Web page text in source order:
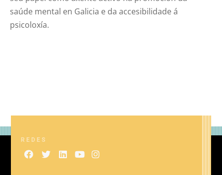
saúde mental en Galicia e da accesibilidade á
psicoloxía.
REDES